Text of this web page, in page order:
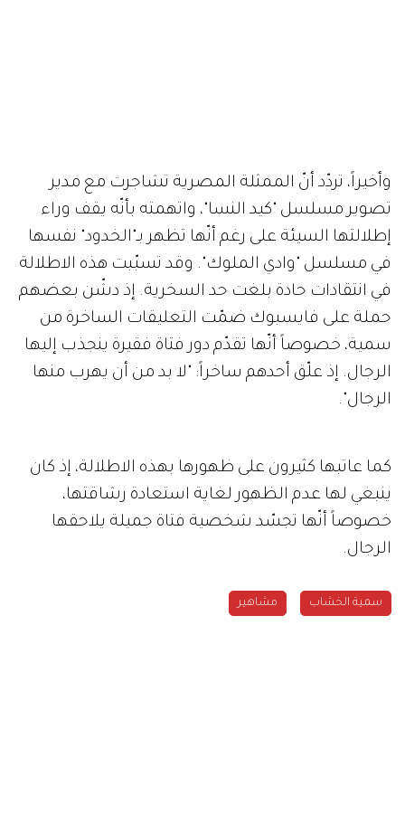
وأخيراً، تردّد أنّ الممثلة المصرية تشاجرت مع مدير
تصوير مسلسل "كيد النسا"، واتهمته بأنّه يقف وراء
إطلالتها السيئة على رغم أنّها تظهر بـ"الخدود" نفسها
في مسلسل "وادي الملوك". وقد تسبّبت هذه الاطلالة
في انتقادات حادة بلغت حد السخرية. إذ دشّن بعضهم
حملة على فايسبوك ضمّت التعليقات الساخرة من
سمية، خصوصاً أنّها تقدّم دور فتاة فقيرة ينجذب إليها
الرجال. إذ علّق أحدهم ساخراً: "لا بد من أن يهرب منها
الرجال".
كما عاتبها كثيرون على ظهورها بهذه الاطلالة، إذ كان
ينبغي لها عدم الظهور لغاية استعادة رشاقتها،
خصوصاً أنّها تجسّد شخصية فتاة جميلة يلاحقها
الرجال.
سمية الخشاب مشاهير